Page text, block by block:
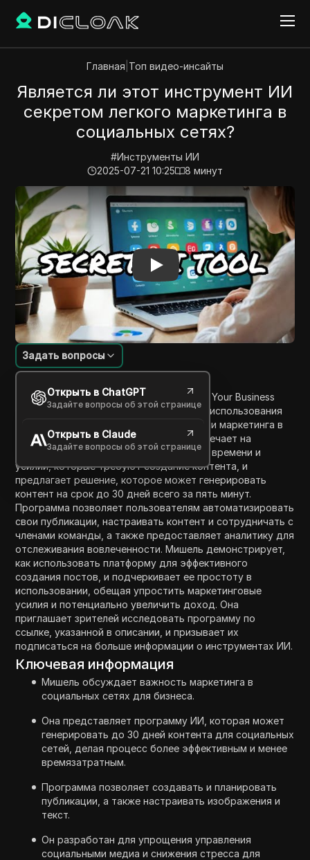
Главная Топ видео-инсайты
Является ли этот инструмент ИИ
секретом легкого маркетинга в
социальных сетях?
#Инструменты ИИ
2025-07-21 10:25
8 минут
Play Video:Является ли этот инструмент ИИ
Введение в содержание
Задать вопросы
Открыть в ChatGPT
Задайте вопросы об этой странице
Открыть в Claude
Задайте вопросы об этой странице
В этом видео Мишель из компании Mind Your Business
Incorporated обсуждает преимущества использования
простой программы ИИ для оптимизации маркетинга в
социальных сетях для бизнеса. Она отвечает на
распространенные опасения по поводу времени и
усилий, которые требуют создание контента, и
предлагает решение, которое может генерировать
контент на срок до 30 дней всего за пять минут.
Программа позволяет пользователям автоматизировать
свои публикации, настраивать контент и сотрудничать с
членами команды, а также предоставляет аналитику для
отслеживания вовлеченности. Мишель демонстрирует,
как использовать платформу для эффективного
создания постов, и подчеркивает ее простоту в
использовании, обещая упростить маркетинговые
усилия и потенциально увеличить доход. Она
приглашает зрителей исследовать программу по
ссылке, указанной в описании, и призывает их
подписаться на больше информации о инструментах ИИ.
Ключевая информация
Мишель обсуждает важность маркетинга в
социальных сетях для бизнеса.
Она представляет программу ИИ, которая может
генерировать до 30 дней контента для социальных
сетей, делая процесс более эффективным и менее
времязатратным.
Программа позволяет создавать и планировать
публикации, а также настраивать изображения и
текст.
Он разработан для упрощения управления
социальными медиа и снижения стресса для